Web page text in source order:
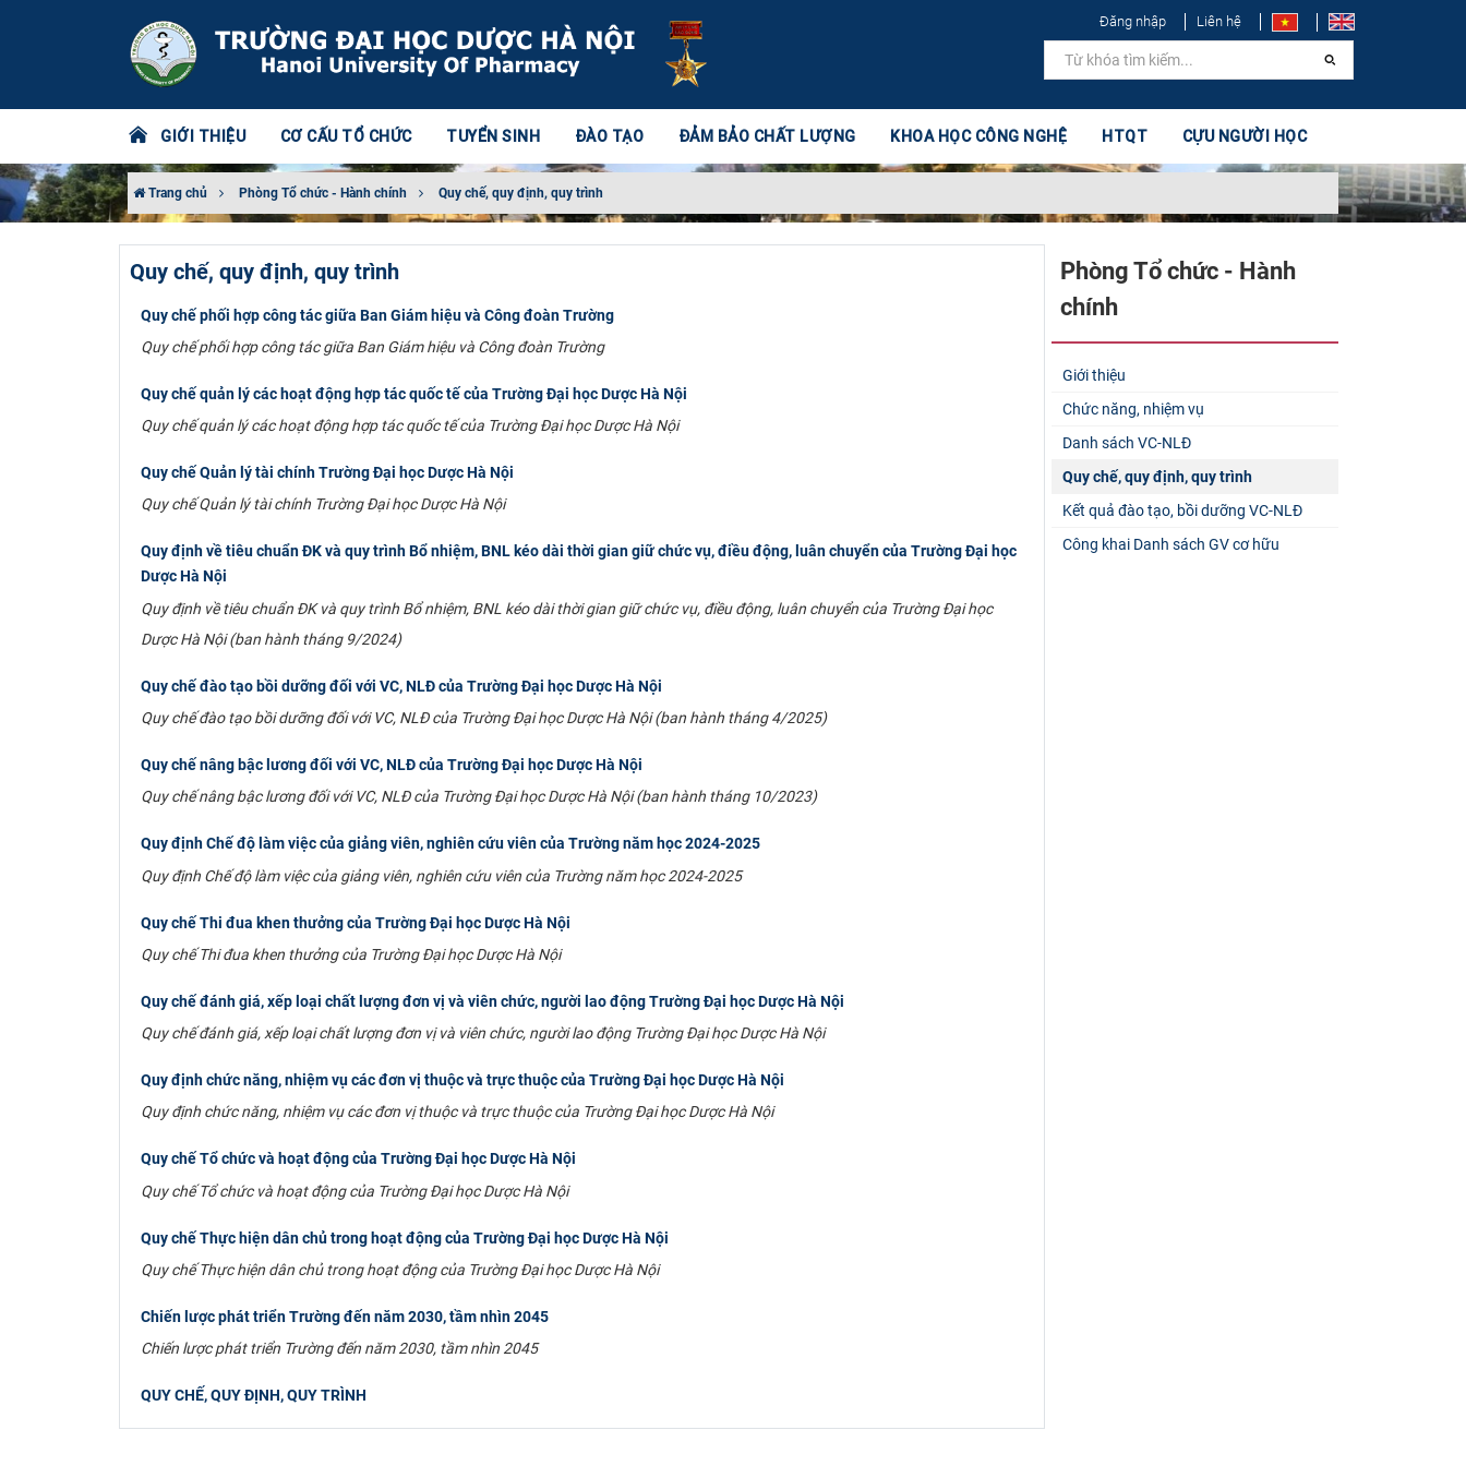
Đăng nhập Liên hệ
GIỚI THIỆU CƠ CẤU TỔ CHỨC TUYỂN SINH ĐÀO TẠO ĐẢM BẢO CHẤT LƯỢNG KHOA HỌC CÔNG NGHỆ HTQT CỰU NGƯỜI HỌC
Trang chủ Phòng Tổ chức - Hành chính Quy chế, quy định, quy trình
Quy chế, quy định, quy trình
Quy chế phối hợp công tác giữa Ban Giám hiệu và Công đoàn Trường
Quy chế phối hợp công tác giữa Ban Giám hiệu và Công đoàn Trường
Quy chế quản lý các hoạt động hợp tác quốc tế của Trường Đại học Dược Hà Nội
Quy chế quản lý các hoạt động hợp tác quốc tế của Trường Đại học Dược Hà Nội
Quy chế Quản lý tài chính Trường Đại học Dược Hà Nội
Quy chế Quản lý tài chính Trường Đại học Dược Hà Nội
Quy định về tiêu chuẩn ĐK và quy trình Bổ nhiệm, BNL kéo dài thời gian giữ chức vụ, điều động, luân chuyển của Trường Đại học
Dược Hà Nội
Quy định về tiêu chuẩn ĐK và quy trình Bổ nhiệm, BNL kéo dài thời gian giữ chức vụ, điều động, luân chuyển của Trường Đại học
Dược Hà Nội (ban hành tháng 9/2024)
Quy chế đào tạo bồi dưỡng đối với VC, NLĐ của Trường Đại học Dược Hà Nội
Quy chế đào tạo bồi dưỡng đối với VC, NLĐ của Trường Đại học Dược Hà Nội (ban hành tháng 4/2025)
Quy chế nâng bậc lương đối với VC, NLĐ của Trường Đại học Dược Hà Nội
Quy chế nâng bậc lương đối với VC, NLĐ của Trường Đại học Dược Hà Nội (ban hành tháng 10/2023)
Quy định Chế độ làm việc của giảng viên, nghiên cứu viên của Trường năm học 2024-2025
Quy định Chế độ làm việc của giảng viên, nghiên cứu viên của Trường năm học 2024-2025
Quy chế Thi đua khen thưởng của Trường Đại học Dược Hà Nội
Quy chế Thi đua khen thưởng của Trường Đại học Dược Hà Nội
Quy chế đánh giá, xếp loại chất lượng đơn vị và viên chức, người lao động Trường Đại học Dược Hà Nội
Quy chế đánh giá, xếp loại chất lượng đơn vị và viên chức, người lao động Trường Đại học Dược Hà Nội
Quy định chức năng, nhiệm vụ các đơn vị thuộc và trực thuộc của Trường Đại học Dược Hà Nội
Quy định chức năng, nhiệm vụ các đơn vị thuộc và trực thuộc của Trường Đại học Dược Hà Nội
Quy chế Tổ chức và hoạt động của Trường Đại học Dược Hà Nội
Quy chế Tổ chức và hoạt động của Trường Đại học Dược Hà Nội
Quy chế Thực hiện dân chủ trong hoạt động của Trường Đại học Dược Hà Nội
Quy chế Thực hiện dân chủ trong hoạt động của Trường Đại học Dược Hà Nội
Chiến lược phát triển Trường đến năm 2030, tầm nhìn 2045
Chiến lược phát triển Trường đến năm 2030, tầm nhìn 2045
QUY CHẾ, QUY ĐỊNH, QUY TRÌNH
Phòng Tổ chức - Hành
chính
Giới thiệu
Chức năng, nhiệm vụ
Danh sách VC-NLĐ
Quy chế, quy định, quy trình
Kết quả đào tạo, bồi dưỡng VC-NLĐ
Công khai Danh sách GV cơ hữu